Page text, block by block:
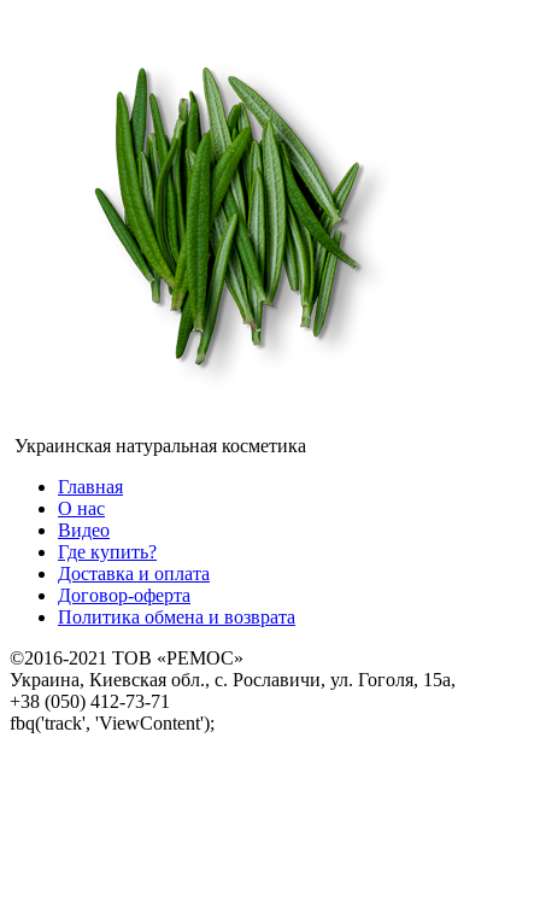
Украинская натуральная косметика
Главная
О нас
Видео
Где купить?
Доставка и оплата
Договор-оферта
Политика обмена и возврата
©2016-2021 ТОВ «РЕМОС»
Украина, Киевская обл., с. Рославичи, ул. Гоголя, 15а,
+38 (050) 412-73-71
fbq('track', 'ViewContent');